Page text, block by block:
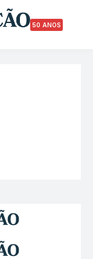
50 ANOS